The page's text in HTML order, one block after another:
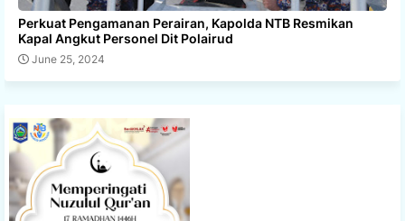
Perkuat Pengamanan Perairan, Kapolda NTB Resmikan
Kapal Angkut Personel Dit Polairud
June 25, 2024